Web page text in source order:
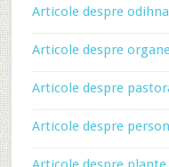
Articole despre
Articole despre
Articole despre
Articole despre